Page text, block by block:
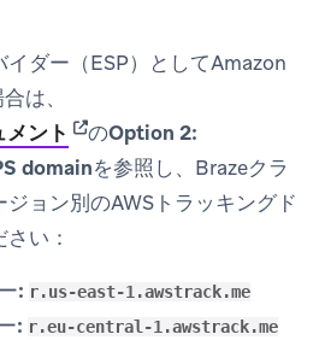
ダー（ESP）としてAmazon
は、
ント (opens in new tab)
のOption 2:
domainを参照し、Brazeクラ
ョン別のAWSトラッキングド
い：
: r.us-east-1.awstrack.me
: r.eu-central-1.awstrack.me